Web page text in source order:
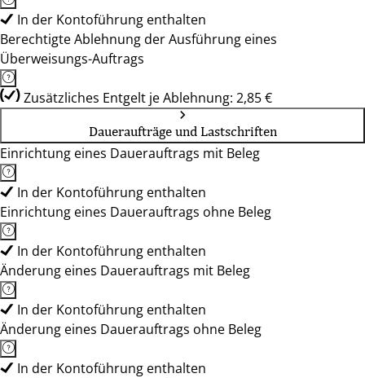
In der Kontoführung enthalten
Berechtigte Ablehnung der Ausführung eines
Überweisungs-Auftrags
Zusätzliches Entgelt je Ablehnung: 2,85 €
Daueraufträge und Lastschriften
Einrichtung eines Dauerauftrags mit Beleg
In der Kontoführung enthalten
Einrichtung eines Dauerauftrags ohne Beleg
In der Kontoführung enthalten
Änderung eines Dauerauftrags mit Beleg
In der Kontoführung enthalten
Änderung eines Dauerauftrags ohne Beleg
In der Kontoführung enthalten